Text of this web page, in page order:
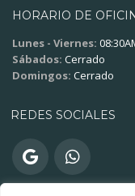
HORARIO DE
Lunes - Viernes:
Sábados: Cerrado
Domingos: Cerrado
REDES SOCIALES